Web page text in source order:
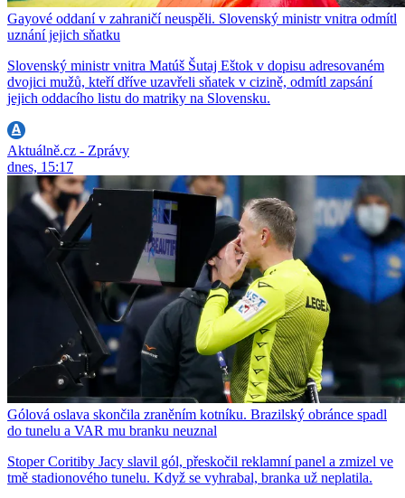
Gayové oddaní v zahraničí neuspěli. Slovenský ministr vnitra odmítl
uznání jejich sňatku
Slovenský ministr vnitra Matúš Šutaj Eštok v dopisu adresovaném
dvojici mužů, kteří dříve uzavřeli sňatek v cizině, odmítl zapsání
jejich oddacího listu do matriky na Slovensku.
Aktuálně.cz - Zprávy
dnes, 15:17
Gólová oslava skončila zraněním kotníku. Brazilský obránce spadl
do tunelu a VAR mu branku neuznal
Stoper Coritiby Jacy slavil gól, přeskočil reklamní panel a zmizel ve
tmě stadionového tunelu. Když se vyhrabal, branka už neplatila.